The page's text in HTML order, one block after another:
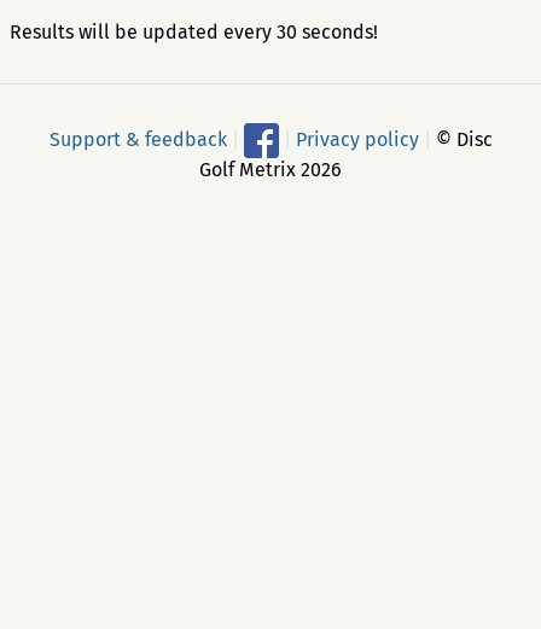
Results will be updated every 30 seconds!
Support & feedback Privacy policy
© Disc
Golf Metrix 2026